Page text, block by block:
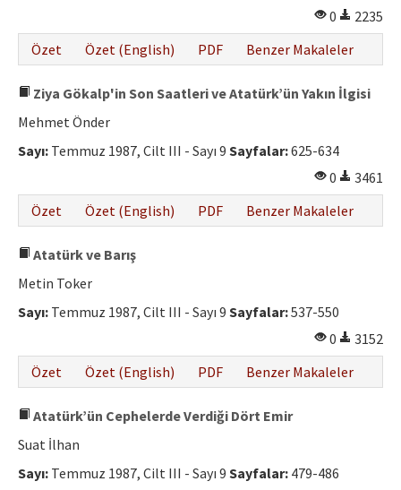
0
2235
Özet
Özet (English) PDF Benzer Makaleler
Ziya Gökalp'in Son Saatleri ve Atatürk’ün Yakın İlgisi
Mehmet Önder
Sayı: Temmuz 1987, Cilt III - Sayı 9 Sayfalar:625-634
0
3461
Özet
Özet (English) PDF Benzer Makaleler
Atatürk ve Barış
Metin Toker
Sayı: Temmuz 1987, Cilt III - Sayı 9 Sayfalar:537-550
0
3152
Özet
Özet (English) PDF Benzer Makaleler
Atatürk’ün Cephelerde Verdiği Dört Emir
Suat İlhan
Sayı: Temmuz 1987, Cilt III - Sayı 9 Sayfalar: 479-486